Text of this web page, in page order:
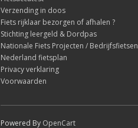
Verzending in doos
Fiets rijklaar bezorgen of afhalen ?
Stichting leergeld & Dordpas
Nationale Fiets Projecten / Bedrijfsfietsen
Nederland fietsplan
Privacy verklaring
Voorwaarden
Powered By OpenCart